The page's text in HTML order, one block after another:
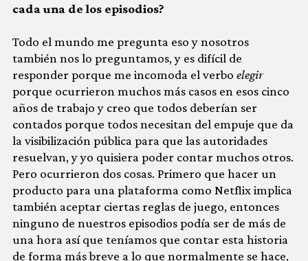
cada una de los episodios?
Todo el mundo me pregunta eso y nosotros
también nos lo preguntamos, y es difícil de
responder porque me incomoda el verbo elegir
porque ocurrieron muchos más casos en esos cinco
años de trabajo y creo que todos deberían ser
contados porque todos necesitan del empuje que da
la visibilización pública para que las autoridades
resuelvan, y yo quisiera poder contar muchos otros.
Pero ocurrieron dos cosas. Primero que hacer un
producto para una plataforma como Netflix implica
también aceptar ciertas reglas de juego, entonces
ninguno de nuestros episodios podía ser de más de
una hora así que teníamos que contar esta historia
de forma más breve a lo que normalmente se hace,